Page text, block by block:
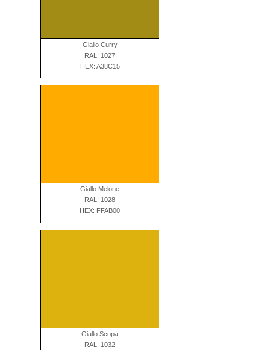
Giallo Curry
RAL: 1027
HEX: A38C15
Giallo Melone
RAL: 1028
HEX: FFAB00
Giallo Scopa
RAL: 1032